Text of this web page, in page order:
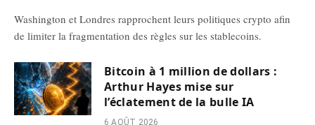
Washington et Londres rapprochent leurs politiques crypto afin
de limiter la fragmentation des règles sur les stablecoins.
Bitcoin à 1 million de dollars :
Arthur Hayes mise sur
l’éclatement de la bulle IA
6 AOÛT 2026